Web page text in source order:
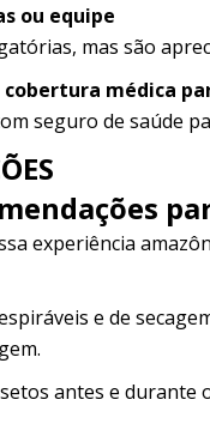
ou equipe
mas são
cobertura médica
seguro de saúde
experiência
​​e de
antes e